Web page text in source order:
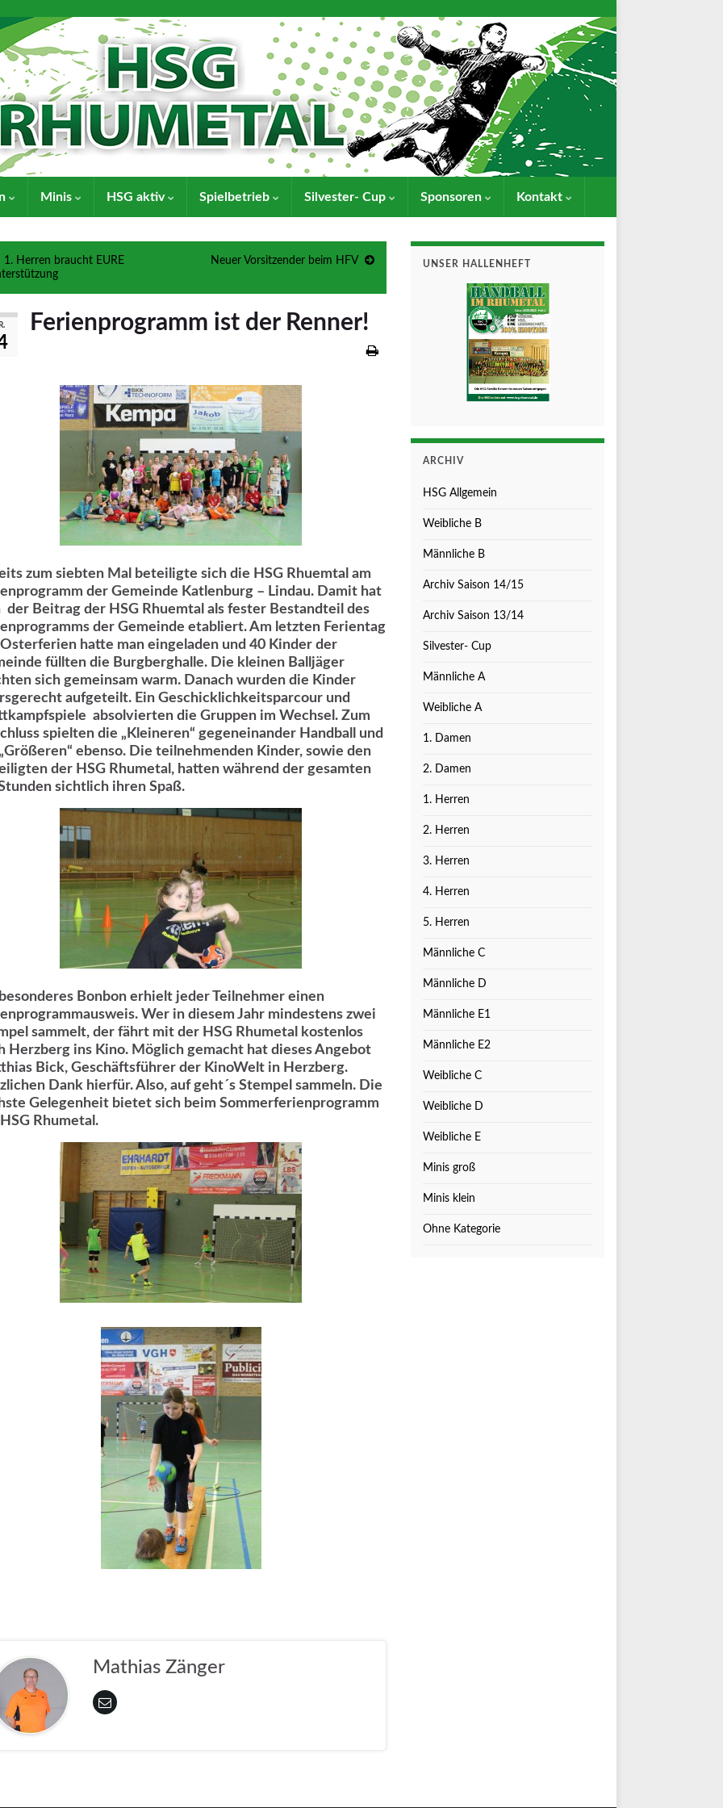
Minis HSG aktiv Spielbetrieb Silvester- Cup Sponsoren Kontakt
1. Herren braucht EURE
Neuer Vorsitzender beim HFV
Ferienprogramm ist der Renner!
zum siebten Mal beteiligte sich die HSG Rhuemtal am
der Gemeinde Katlenburg – Lindau. Damit hat
der Beitrag der HSG Rhuemtal als fester Bestandteil des
der Gemeinde etabliert. Am letzten Ferientag
hatte man eingeladen und 40 Kinder der
füllten die Burgberghalle. Die kleinen Balljäger
sich gemeinsam warm. Danach wurden die Kinder
aufgeteilt. Ein Geschicklichkeitsparcour und
absolvierten die Gruppen im Wechsel. Zum
spielten die „Kleineren“ gegeneinander Handball und
ebenso. Die teilnehmenden Kinder, sowie den
der HSG Rhumetal, hatten während der gesamten
sichtlich ihren Spaß.
Bonbon erhielt jeder Teilnehmer einen
Wer in diesem Jahr mindestens zwei
sammelt, der fährt mit der HSG Rhumetal kostenlos
Herzberg ins Kino. Möglich gemacht hat dieses Angebot
Bick, Geschäftsführer der KinoWelt in Herzberg.
Dank hierfür. Also, auf geht´s Stempel sammeln. Die
Gelegenheit bietet sich beim Sommerferienprogramm
Rhumetal.
Mathias Zänger
UNSER HALLENHEFT
ARCHIV
HSG Allgemein
Weibliche B
Männliche B
Archiv Saison 14/15
Archiv Saison 13/14
Silvester- Cup
Männliche A
Weibliche A
1. Damen
2. Damen
1. Herren
2. Herren
3. Herren
4. Herren
5. Herren
Männliche C
Männliche D
Männliche E1
Männliche E2
Weibliche C
Weibliche D
Weibliche E
Minis groß
Minis klein
Ohne Kategorie